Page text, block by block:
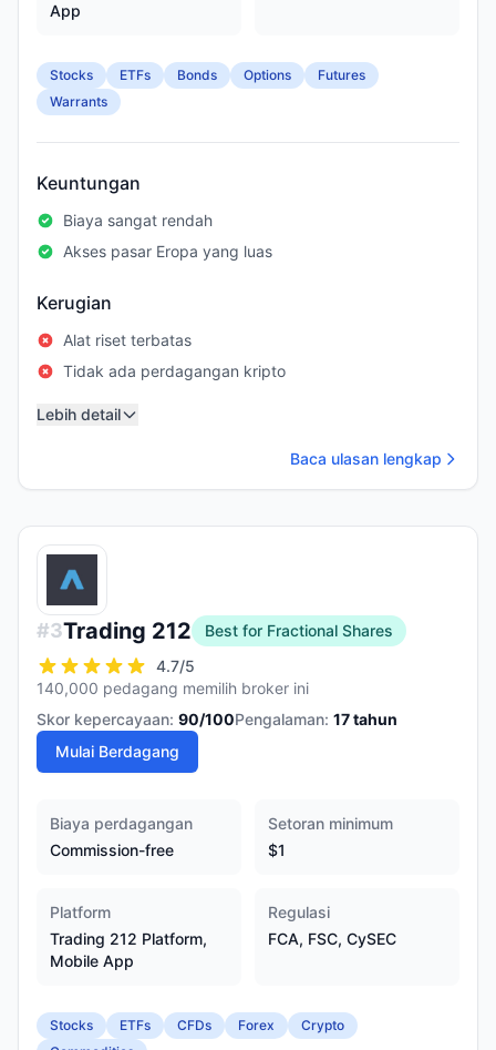
App
Stocks ETFs Bonds Options
Futures
Warrants
Keuntungan
Biaya sangat rendah
Akses pasar Eropa yang luas
Kerugian
Alat riset terbatas
Tidak ada perdagangan kripto
Lebih detail
Baca ulasan lengkap
#3Trading 212
Best for Fractional Shares
4.7/5
140,000 pedagang memilih broker ini
Skor kepercayaan: 90/100Pengalaman: 17tahun
Mulai Berdagang
Biaya perdagangan
Commission-free
Setoran minimum
$1
Platform
Trading 212 Platform,
Mobile App
Regulasi
FCA, FSC, CySEC
Stocks ETFs CFDs Forex
Crypto